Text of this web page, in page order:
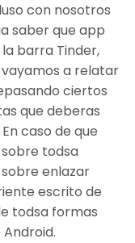
con nosotros
saber que app
barra Tinder,
a relatar
ciertos
que deberas
caso de que
todsa
enlazar
escrito de
todsa formas